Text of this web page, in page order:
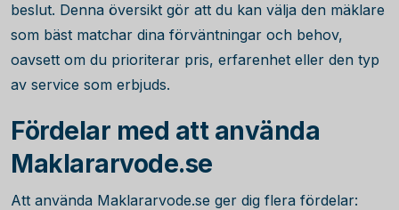
beslut. Denna översikt gör att du kan välja den mäklare
som bäst matchar dina förväntningar och behov,
oavsett om du prioriterar pris, erfarenhet eller den typ
av service som erbjuds.
Fördelar med att använda
Maklararvode.se
Att använda Maklararvode.se ger dig flera fördelar: